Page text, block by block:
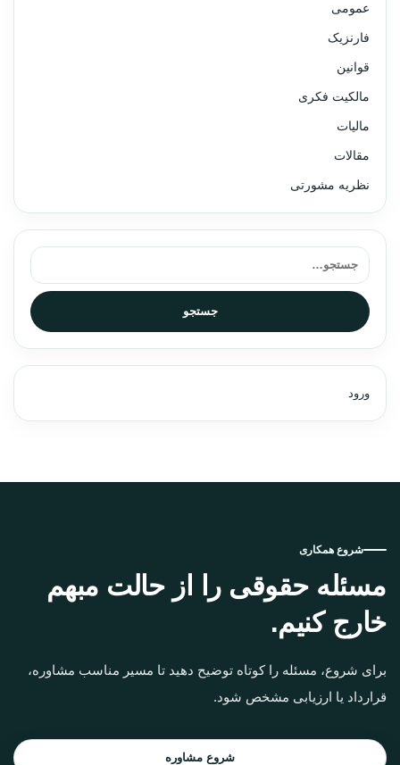
عمومی
فارنزیک
قوانین
مالکیت فکری
مالیات
مقالات
نظریه مشورتی
جستجو برای:
جستجو
ورود
شروع همکاری
مسئله حقوقی را از حالت مبهم
خارج کنیم.
برای شروع، مسئله را کوتاه توضیح دهید تا مسیر مناسب مشاوره،
قرارداد یا ارزیابی مشخص شود.
شروع مشاوره